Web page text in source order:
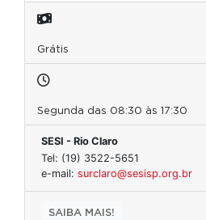
Grátis
Segunda das 08:30 às 17:30
SESI - Rio Claro
Tel: (19) 3522-5651
e-mail: surclaro@sesisp.org.br
SAIBA MAIS!